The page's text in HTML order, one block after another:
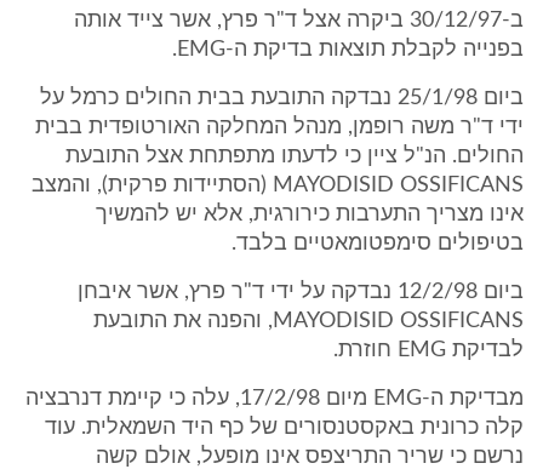
ב-30/12/97 ביקרה אצל ד"ר פרץ, אשר צייד אותה
בפנייה לקבלת תוצאות בדיקת ה-EMG.
ביום 25/1/98 נבדקה התובעת בבית החולים כרמל על
ידי ד"ר משה רופמן, מנהל המחלקה האורטופדית בבית
החולים. הנ"ל ציין כי לדעתו מתפתחת אצל התובעת
MAYODISID OSSIFICANS (הסתיידות פרקית), והמצב
אינו מצריך התערבות כירורגית, אלא יש להמשיך
בטיפולים סימפטומאטיים בלבד.
ביום 12/2/98 נבדקה על ידי ד"ר פרץ, אשר איבחן
MAYODISID OSSIFICANS, והפנה את התובעת
לבדיקת EMG חוזרת.
מבדיקת ה-EMG מיום 17/2/98, עלה כי קיימת דנרבציה
קלה כרונית באקסטנסורים של כף היד השמאלית. עוד
נרשם כי שריר התריצפס אינו מופעל, אולם קשה